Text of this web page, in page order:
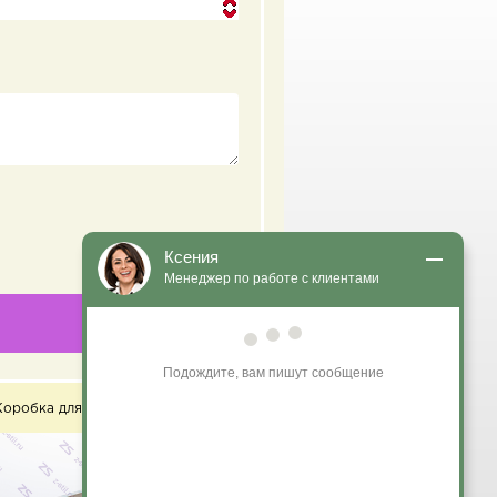
Коробка-пенал для макарони
Ксения
Менеджер по работе с клиентами
Подождите, вам пишут сообщение